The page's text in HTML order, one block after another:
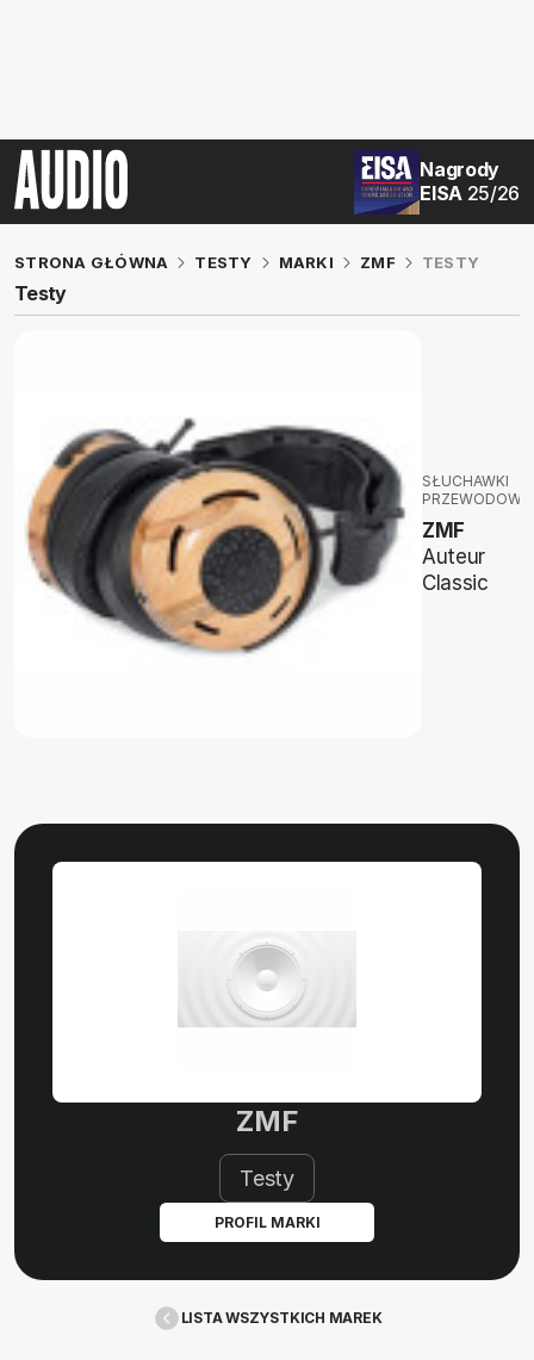
Nagrody
EISA 25/26
STRONA GŁÓWNA TESTY MARKI ZMF TESTY
ZMF
Testy
PROFIL MARKI
LISTA WSZYSTKICH MAREK
Testy
SŁUCHAWKI
PRZEWODOWE
ZMF
Auteur
Classic